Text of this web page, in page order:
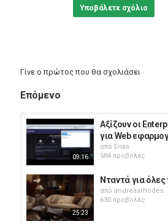
Υποβάλετε σχόλιο
Γίνε ο πρώτος που θα σχολιάσει
Επόμενο
09:16
Αξίζουν οι
για Web
από Enas
584 προβολές
25:23
Νταντά για όλες
από andreasrhodes
630 προβολές